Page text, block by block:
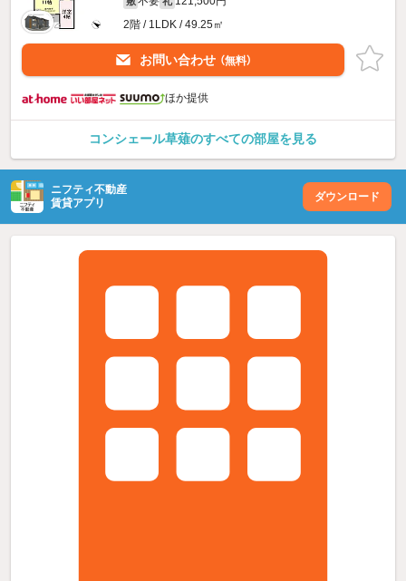
2階 / 1LDK / 49.25㎡
お問い合わせ （無料）
ほか提供
コンシェール草薙のすべての部屋を見る
ニフティ不動産
賃貸アプリ
ダウンロード